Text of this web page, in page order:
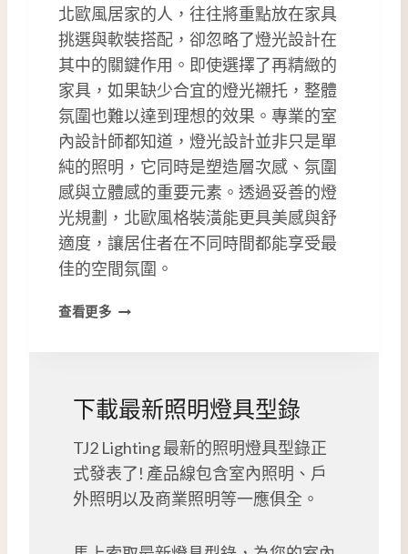
北歐風居家的人，往往將重點放在家具
挑選與軟裝搭配，卻忽略了燈光設計在
其中的關鍵作用。即使選擇了再精緻的
家具，如果缺少合宜的燈光襯托，整體
氛圍也難以達到理想的效果。專業的室
內設計師都知道，燈光設計並非只是單
純的照明，它同時是塑造層次感、氛圍
感與立體感的重要元素。透過妥善的燈
光規劃，北歐風格裝潢能更具美感與舒
適度，讓居住者在不同時間都能享受最
佳的空間氛圍。
查看更多北
潢
設
計
師
下載最新照明燈具型錄
TJ2 Lighting 最新的照明燈具型錄正
式發表了! 產品線包含室內照明、戶
外照明以及商業照明等一應俱全。